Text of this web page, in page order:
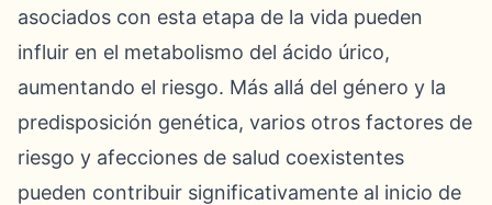
asociados con esta etapa de la vida pueden
influir en el metabolismo del ácido úrico,
aumentando el riesgo. Más allá del género y la
predisposición genética, varios otros factores de
riesgo y afecciones de salud coexistentes
pueden contribuir significativamente al inicio de